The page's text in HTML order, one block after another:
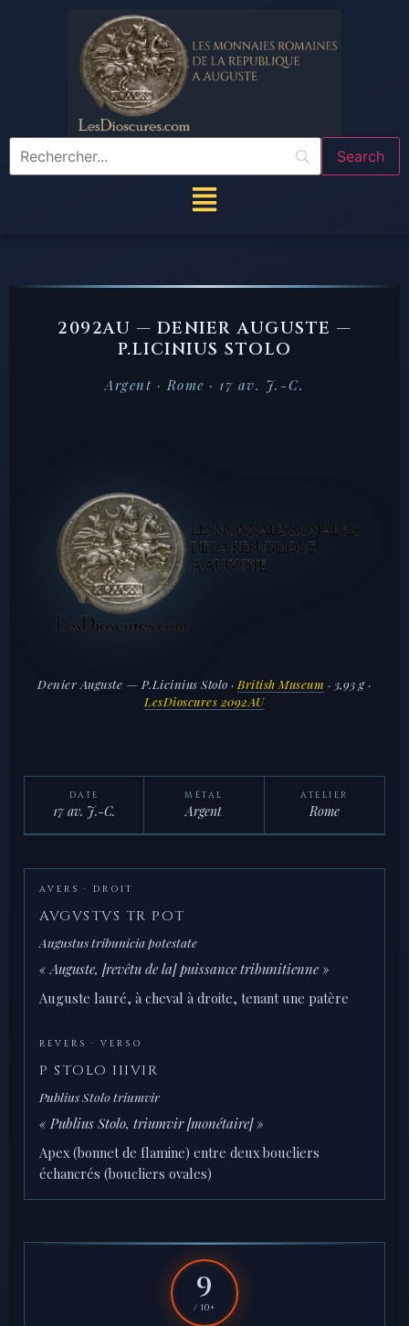
2092AU — DENIER AUGUSTE —
P.LICINIUS STOLO
Argent · Rome · 17 av. J.-C.
Denier Auguste — P.Licinius Stolo · British Museum · 3,93 g ·
LesDioscures 2092AU
DATE
17 av. J.-C.
MÉTAL
Argent
ATELIER
Rome
AVERS · DROIT
AVGVSTVS TR POT
Augustus tribunicia potestate
« Auguste, [revêtu de la] puissance tribunitienne »
Auguste lauré, à cheval à droite, tenant une patère
REVERS · VERSO
P STOLO IIIVIR
Publius Stolo triumvir
« Publius Stolo, triumvir [monétaire] »
Apex (bonnet de flamine) entre deux boucliers
échancrés (boucliers ovales)
9
/ 10+